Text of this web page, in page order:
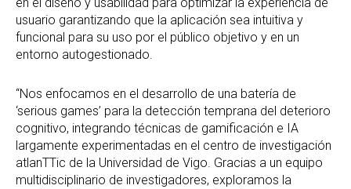
usuario garantizando que la aplicación sea intuitiva y
funcional para su uso por el público objetivo y en un
entorno autogestionado.
“Nos enfocamos en el desarrollo de una batería de
‘serious games’ para la detección temprana del deterioro
cognitivo, integrando técnicas de gamificación e IA
largamente experimentadas en el centro de investigación
atlanTTic de la Universidad de Vigo. Gracias a un equipo
multidisciplinario de investigadores, exploramos la